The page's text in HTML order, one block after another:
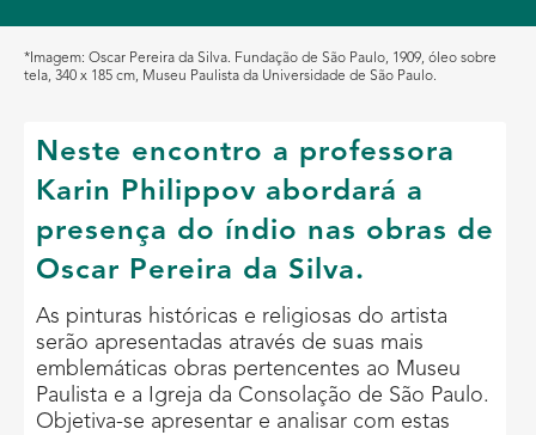
*Imagem: Oscar Pereira da Silva. Fundação de São Paulo, 1909, óleo sobre
tela, 340 x 185 cm, Museu Paulista da Universidade de São Paulo.
Neste encontro a professora
Karin Philippov abordará a
presença do índio nas obras de
Oscar Pereira da Silva.
As pinturas históricas e religiosas do artista
serão apresentadas através de suas mais
emblemáticas obras pertencentes ao Museu
Paulista e a Igreja da Consolação de São Paulo.
Objetiva-se apresentar e analisar com estas